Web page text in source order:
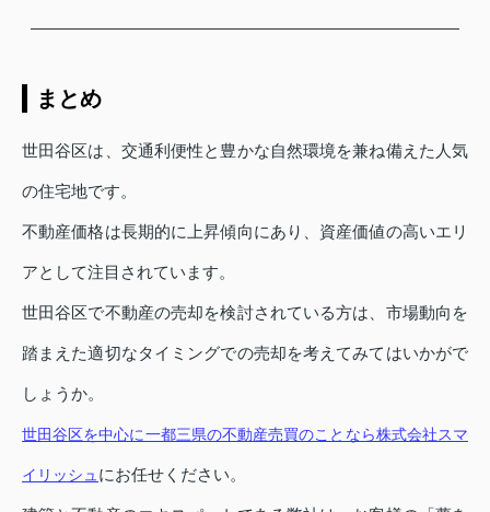
まとめ
世田谷区は、交通利便性と豊かな自然環境を兼ね備えた人気
の住宅地です。
不動産価格は長期的に上昇傾向にあり、資産価値の高いエリ
アとして注目されています。
世田谷区で不動産の売却を検討されている方は、市場動向を
踏まえた適切なタイミングでの売却を考えてみてはいかがで
しょうか。
世田谷区を中心に一都三県の不動産売買のことなら株式会社スマ
イリッシュにお任せください。